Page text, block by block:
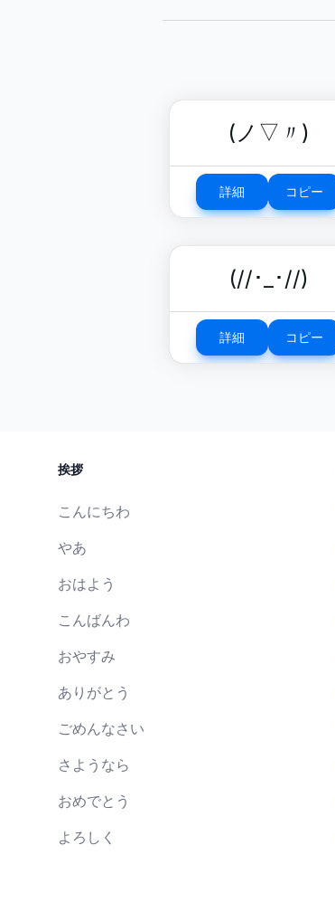
(ノ▽〃)
詳細 コピー
(//･_･//)
詳細 コピー
挨拶
こんにちわ
やあ
おはよう
こんばんわ
おやすみ
ありがとう
ごめんなさい
さようなら
おめでとう
よろしく